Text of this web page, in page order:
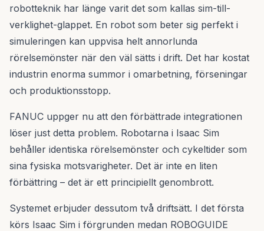
robotteknik har länge varit det som kallas sim-till-
verklighet-glappet. En robot som beter sig perfekt i
simuleringen kan uppvisa helt annorlunda
rörelsemönster när den väl sätts i drift. Det har kostat
industrin enorma summor i omarbetning, förseningar
och produktionsstopp.
FANUC uppger nu att den förbättrade integrationen
löser just detta problem. Robotarna i Isaac Sim
behåller identiska rörelsemönster och cykeltider som
sina fysiska motsvarigheter. Det är inte en liten
förbättring – det är ett principiellt genombrott.
Systemet erbjuder dessutom två driftsätt. I det första
körs Isaac Sim i förgrunden medan ROBOGUIDE